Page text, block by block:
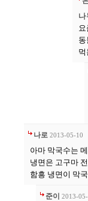
요
동
먹
나로 2013-05-10
아마 막국수는
냉면은 고구마
함흥 냉면이 막
준이 2013-